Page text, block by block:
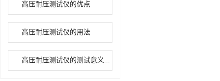
高压耐压测试仪的优点
高压耐压测试仪的用法
高压耐压测试仪的测试意义...